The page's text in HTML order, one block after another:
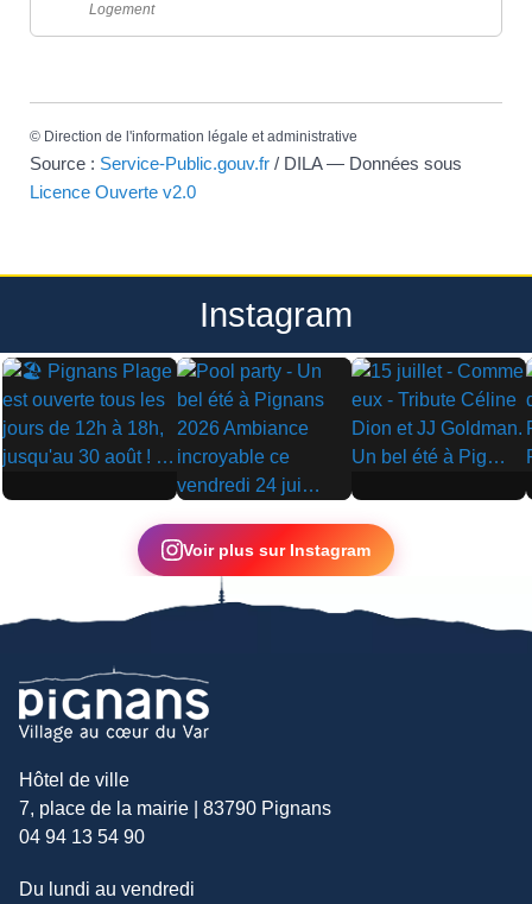
Logement
© Direction de l'information légale et administrative
Source : Service-Public.gouv.fr / DILA — Données sous
Licence Ouverte v2.0
Instagram
▶
▶
▶
Voir plus sur Instagram
Hôtel de ville
7, place de la mairie | 83790 Pignans
04 94 13 54 90
Du lundi au vendredi